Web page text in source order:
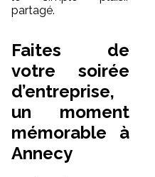
partagé.
Faites de
votre soirée
d’entreprise,
un moment
mémorable à
Annecy